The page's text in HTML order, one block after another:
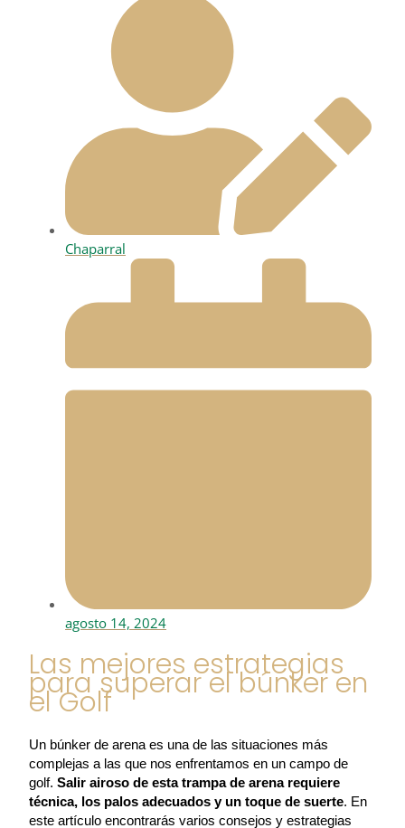
Chaparral
agosto 14, 2024
Las mejores estrategias
para superar el búnker en
el Golf
Un búnker de arena es una de las situaciones más
complejas a las que nos enfrentamos en un campo de
golf. Salir airoso de esta trampa de arena requiere
técnica, los palos adecuados y un toque de suerte. En
este artículo encontrarás varios consejos y estrategias